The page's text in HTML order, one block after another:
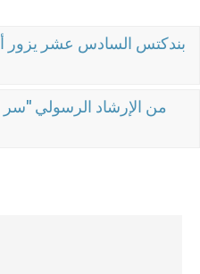
بندكتس السادس عشر يزور
من الإرشاد الرسولي "سر